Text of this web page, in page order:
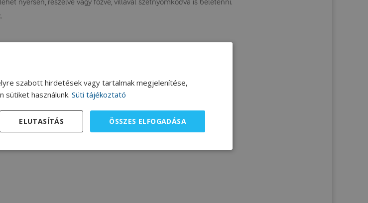
nyersen, reszelve vagy főzve, villával szétnyomkodva is beletenni.
szabott hirdetések vagy tartalmak megjelenítése,
sütiket használunk. Süti tájékoztató
ÖSSZES ELFOGADÁSA
ELUTASÍTÁS